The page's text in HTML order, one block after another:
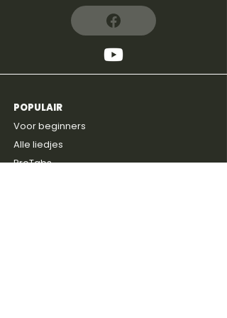
POPULAIR
Voor beginners
Alle liedjes
ProTabs